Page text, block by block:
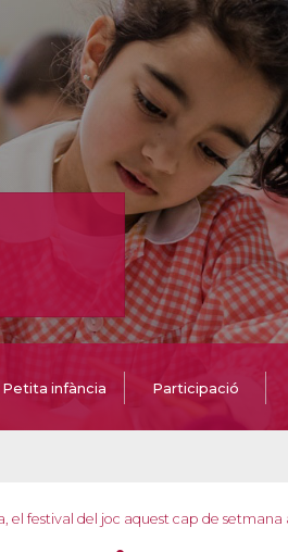
Petita infància Participació
el festival del joc aquest cap de